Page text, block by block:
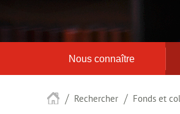
Nous connaître
Accueil
Rechercher Fonds et